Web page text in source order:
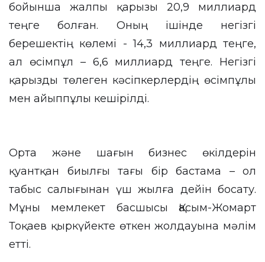
бойынша жалпы қарызы 20,9 миллиард
теңге болған. Оның ішінде негізгі
берешектің көлемі - 14,3 миллиард теңге,
ал өсімпұл – 6,6 миллиард теңге. Негізгі
қарызды төлеген кәсіпкерлердің өсімпұлы
мен айыппұлы кешірілді.
Орта және шағын бизнес өкілдерін
қуантқан биылғы тағы бір бастама – ол
табыс салығынан үш жылға дейін босату.
Мұны мемлекет басшысы Қасым-Жомарт
Тоқаев қыркүйекте өткен жолдауына мәлім
етті.